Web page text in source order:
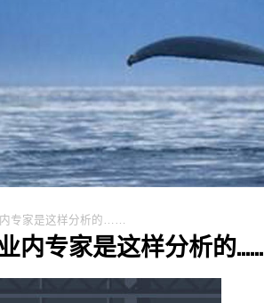
专家是这样分析的……
内专家是这样分析的……